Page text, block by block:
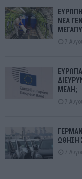
ΝΕΑ
7
ΜΕΛΗ;
7
ΩΘΗΣΗ
7